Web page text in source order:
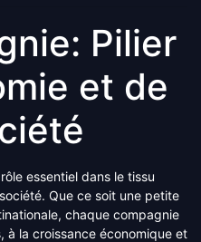
Pilier
et de
essentiel dans le tissu
Que ce soit une petite
chaque compagnie
à la croissance économique et